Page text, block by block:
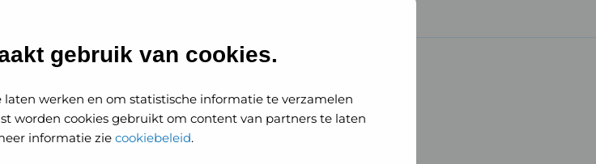
gebruik van cookies.
werken en om statistische informatie te verzamelen
worden cookies gebruikt om content van partners te laten
informatie zie cookiebeleid.